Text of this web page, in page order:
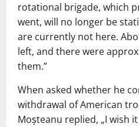
rotational brigade, which
went, will no longer be
are currently not here.
left, and there were
them.”
When asked whether he
withdrawal of American
Moșteanu replied, „I wish